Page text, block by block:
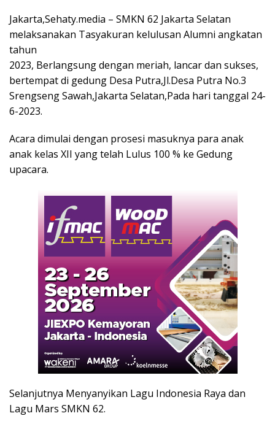
Jakarta,Sehaty.media – SMKN 62 Jakarta Selatan
melaksanakan Tasyakuran kelulusan Alumni angkatan
tahun
2023, Berlangsung dengan meriah, lancar dan sukses,
bertempat di gedung Desa Putra,Jl.Desa Putra No.3
Srengseng Sawah,Jakarta Selatan,Pada hari tanggal 24-
6-2023.
Acara dimulai dengan prosesi masuknya para anak
anak kelas XII yang telah Lulus 100 % ke Gedung
upacara.
Selanjutnya Menyanyikan Lagu Indonesia Raya dan
Lagu Mars SMKN 62.